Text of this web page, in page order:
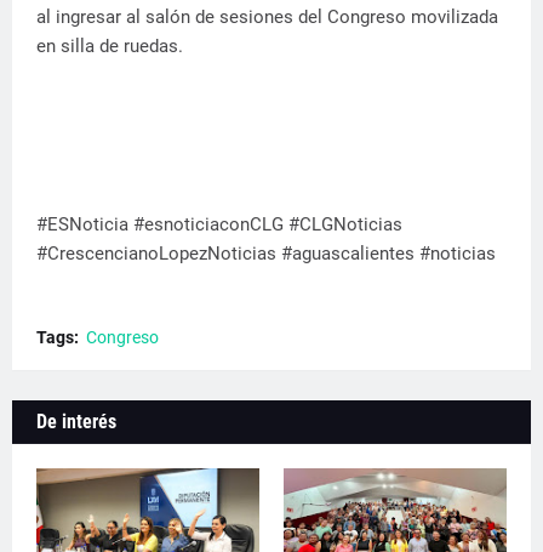
al ingresar al salón de sesiones del Congreso movilizada
en silla de ruedas.
#ESNoticia #esnoticiaconCLG #CLGNoticias
#CrescencianoLopezNoticias #aguascalientes #noticias
Tags: Congreso
De interés